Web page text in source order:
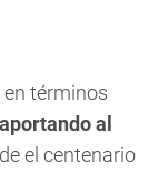
términos
al
el centenario